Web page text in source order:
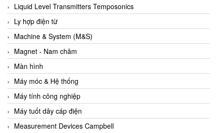
B&C Electronics
B&R
Babcok wilcox
Baelz Automatic Vietnam
Bahr Modultechnik Vietnam
Balluff
BamBo Vietnam
Barel Vietnam
Barksdale
Liquid Level Transmitters Temposonics
Ly hợp điện từ
Machine & System (M&S)
Magnet - Nam châm
Màn hình
Máy móc & Hệ thống
Máy tính công nghiệp
Máy tuốt dây cáp điện
Measurement Devices Campbell